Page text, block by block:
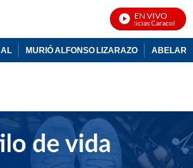
EN VIVO
Noticias Caracol En
MURIÓ ALFONSO LIZARAZO